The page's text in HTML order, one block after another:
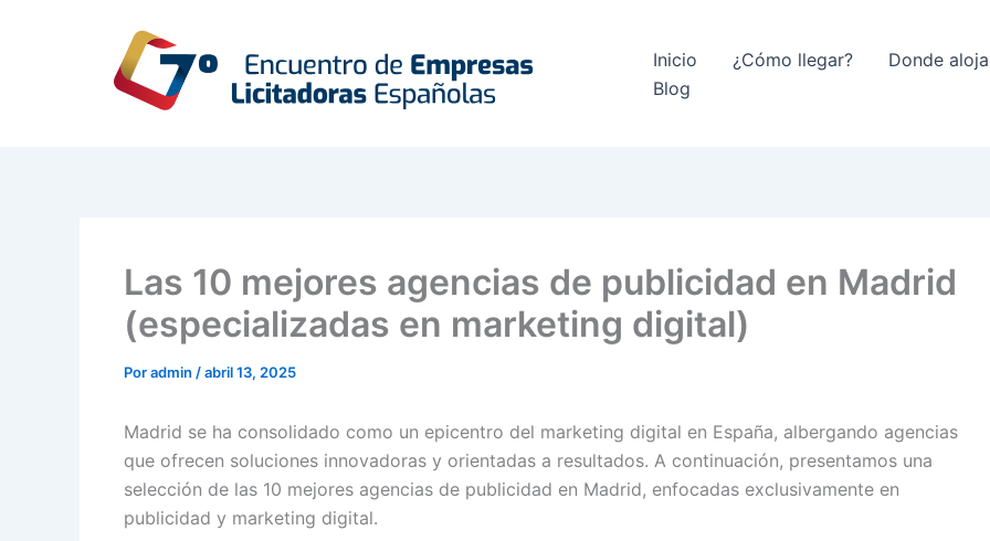
Inicio ¿Cómo llegar?
Donde
Blog
Las 10 mejores agencias de publicidad en Madrid
(especializadas en marketing digital)
Poradmin /abril 13, 2025
Madrid se ha consolidado como un epicentro del marketing digital en España, albergando agencias
que ofrecen soluciones innovadoras y orientadas a resultados. A continuación, presentamos una
selección de las 10 mejores agencias de publicidad en Madrid, enfocadas exclusivamente en
publicidad y marketing digital.